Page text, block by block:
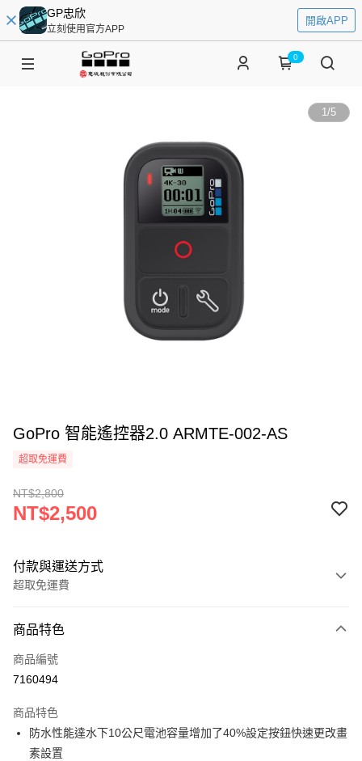
GP忠欣
立刻使用官方APP
開啟APP
0
1/5
GoPro 智能遙控器2.0 ARMTE-002-AS
超取免運費
NT$2,800
NT$2,500
付款與運送方式
超取免運費
信用卡一次付款
信用卡分期付款
合作金庫商業銀行
華南商業銀行
彰化商業銀行
上海商業儲蓄銀行
6 期 0 利率 每期
超商取貨付款
商品特色
商品編號
7160494
商品特色
防水性能達水下10公尺電池容量增加了40%設定按鈕快速更改畫
素設置